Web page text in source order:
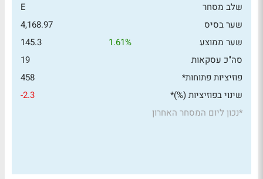
שלב מסחר
E
שער בסיס
4,168.97
שער ממוצע
1.61%
145.3
סה"כ עסקאות
19
פוזיציות פתוחות*
458
שינוי בפוזיציות (%)*
-2.3
*נכון ליום המסחר האחרון